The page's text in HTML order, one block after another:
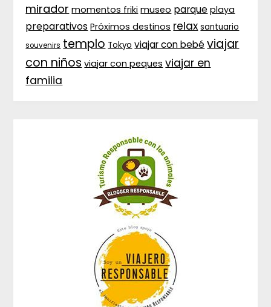
mirador momentos friki museo parque playa
preparativos Próximos destinos relax santuario
souvenirs templo Tokyo viajar con bebé viajar
con niños viajar con peques viajar en
familia